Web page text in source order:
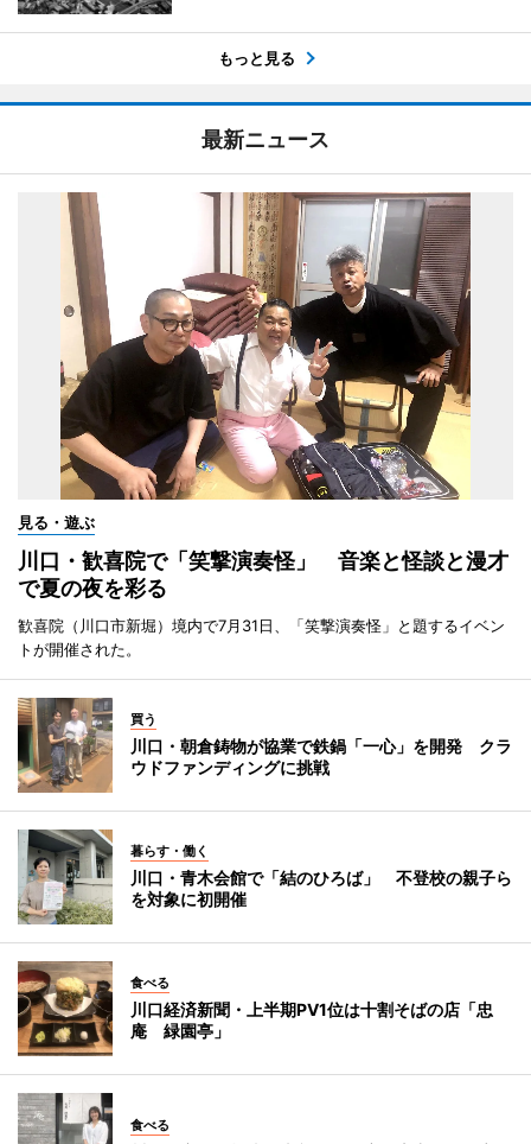
もっと見る
最新ニュース
見る・遊ぶ
川口・歓喜院で「笑撃演奏怪」 音楽と怪談と漫才
で夏の夜を彩る
歓喜院（川口市新堀）境内で7月31日、「笑撃演奏怪」と題するイベン
トが開催された。
買う
川口・朝倉鋳物が協業で鉄鍋「一心」を開発 クラ
ウドファンディングに挑戦
暮らす・働く
川口・青木会館で「結のひろば」 不登校の親子ら
を対象に初開催
食べる
川口経済新聞・上半期PV1位は十割そばの店「忠
庵 緑園亭」
食べる